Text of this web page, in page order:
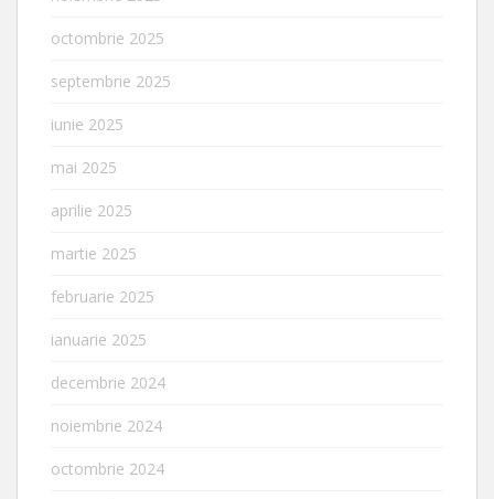
octombrie 2025
septembrie 2025
iunie 2025
mai 2025
aprilie 2025
martie 2025
februarie 2025
ianuarie 2025
decembrie 2024
noiembrie 2024
octombrie 2024